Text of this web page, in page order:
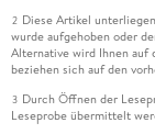
2 Diese Artikel
wurde aufgehoben oder
Alternative wird Ihnen auf
beziehen sich auf den
3 Durch Öffnen der
Leseprobe übermittelt